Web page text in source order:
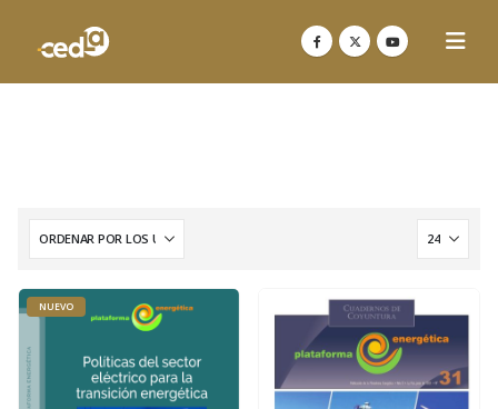
NUEVO